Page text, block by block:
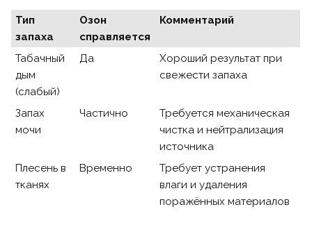
Тип
запаха
Озон
справляется
Комментарий
Табачный
дым
(слабый)
Да
Хороший результат при
свежести запаха
Запах
мочи
Частично
Требуется механическая
чистка и нейтрализация
источника
Плесень в
тканях
Временно
Требует устранения
влаги и удаления
поражённых материалов